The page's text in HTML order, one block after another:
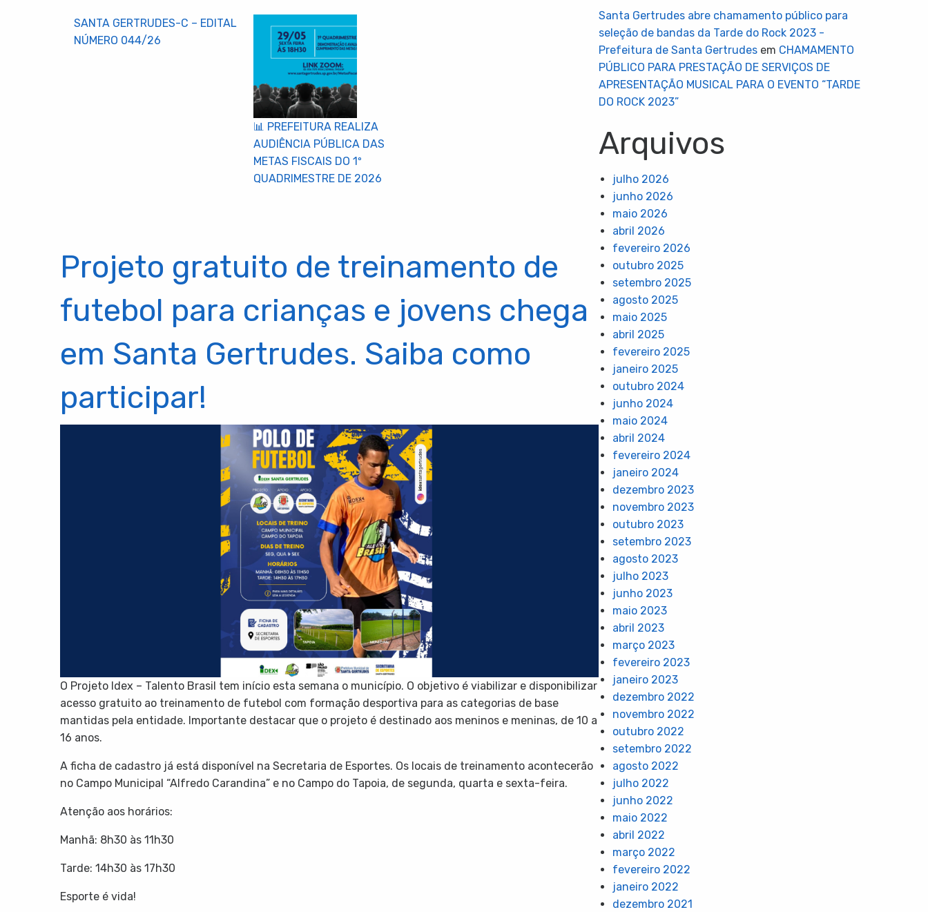
SANTA GERTRUDES-C – EDITAL
NÚMERO 044/26
📊 PREFEITURA REALIZA
AUDIÊNCIA PÚBLICA DAS
METAS FISCAIS DO 1º
QUADRIMESTRE DE 2026
Projeto gratuito de treinamento de
futebol para crianças e jovens chega
em Santa Gertrudes. Saiba como
participar!
O Projeto Idex – Talento Brasil tem início esta semana o município. O objetivo é viabilizar e disponibilizar
acesso gratuito ao treinamento de futebol com formação desportiva para as categorias de base
mantidas pela entidade. Importante destacar que o projeto é destinado aos meninos e meninas, de 10 a
16 anos.
A ficha de cadastro já está disponível na Secretaria de Esportes. Os locais de treinamento acontecerão
no Campo Municipal “Alfredo Carandina” e no Campo do Tapoia, de segunda, quarta e sexta-feira.
Atenção aos horários:
Manhã: 8h30 às 11h30
Tarde: 14h30 às 17h30
Esporte é vida!
Santa Gertrudes abre chamamento público para
seleção de bandas da Tarde do Rock 2023 -
Prefeitura de Santa Gertrudes em CHAMAMENTO
PÚBLICO PARA PRESTAÇÃO DE SERVIÇOS DE
APRESENTAÇÃO MUSICAL PARA O EVENTO “TARDE
DO ROCK 2023”
Arquivos
julho 2026
junho 2026
maio 2026
abril 2026
fevereiro 2026
outubro 2025
setembro 2025
agosto 2025
maio 2025
abril 2025
fevereiro 2025
janeiro 2025
outubro 2024
junho 2024
maio 2024
abril 2024
fevereiro 2024
janeiro 2024
dezembro 2023
novembro 2023
outubro 2023
setembro 2023
agosto 2023
julho 2023
junho 2023
maio 2023
abril 2023
março 2023
fevereiro 2023
janeiro 2023
dezembro 2022
novembro 2022
outubro 2022
setembro 2022
agosto 2022
julho 2022
junho 2022
maio 2022
abril 2022
março 2022
fevereiro 2022
janeiro 2022
dezembro 2021